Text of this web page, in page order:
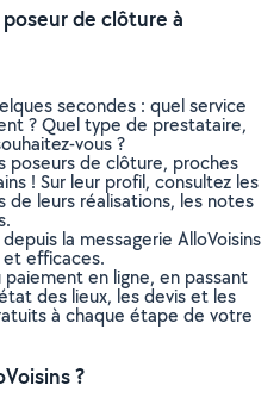
de clôture à
secondes : quel service
? Quel type de prestataire,
vous ?
poseurs de clôture, proches
! Sur leur profil, consultez les
leurs réalisations, les notes
la messagerie AlloVoisins
et efficaces.
en ligne, en passant
des lieux, les devis et les
à chaque étape de votre
?